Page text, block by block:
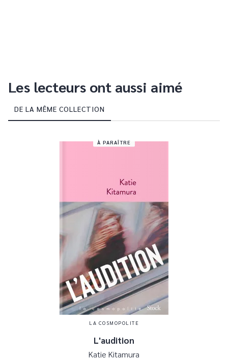
Les lecteurs ont aussi aimé
DE LA MÊME COLLECTION
À PARAÎTRE
LA COSMOPOLITE
L'audition
Katie Kitamura